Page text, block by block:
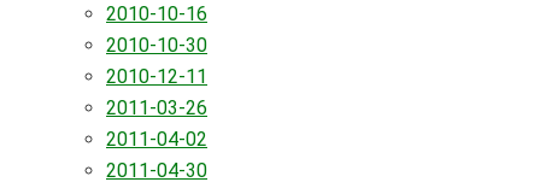
2010-10-16
2010-10-30
2010-12-11
2011-03-26
2011-04-02
2011-04-30